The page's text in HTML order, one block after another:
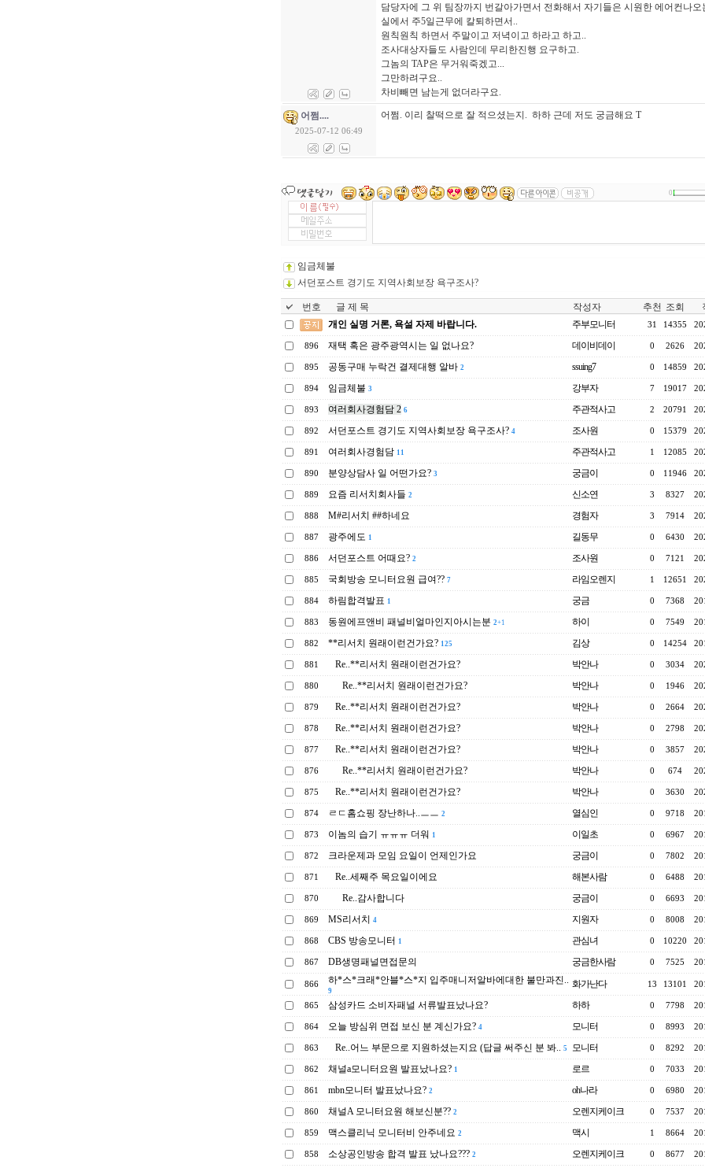
담당자에 그 위 팀장까지 번갈아가면서 전화해서 자기들은 시원한 에어컨나오
실에서 주5일근무에 칼퇴하면서..
원칙원칙 하면서 주말이고 저녁이고 하라고 하고..
조사대상자들도 사람인데 무리한진행 요구하고.
그놈의 TAP은 무거워죽겠고...
그만하려구요..
차비빼면 남는게 없더라구요.
어쩜....
2025-07-12 06:49
어쩜. 이리 찰떡으로 잘 적으셨는지. 하하 근데 저도 궁금해요 T
0
임금체불
서던포스트 경기도 지역사회보장 욕구조사?
번호 글 제 목 작성자 추천 조회
개인 실명 거론, 욕설 자제 바랍니다.
주부모니터 31 14355
896 재택 혹은 광주광역시는 일 없나요? 데이비데이 0 2626
895 공동구매 누락건 결제대행 알바 2 ssuing7 0 14859
894 임금체불 3 강부자 7 19017
893 여러회사경험담 2 6 주관적사고 2 20791
892 서던포스트 경기도 지역사회보장 욕구조사? 4 조사원 0 15379
891 여러회사경험담 11 주관적사고 1 12085
890 분양상담사 일 어떤가요? 3 궁금이 0 11946
889 요즘 리서치회사들 2 신소연 3 8327
888 M#리서치 ##하네요 경험자 3 7914
887 광주에도 1 길동무 0 6430
886 서던포스트 어때요? 2 조사원 0 7121
885 국회방송 모니터요원 급여?? 7 라임오렌지 1 12651
884 하림합격발표 1 궁금 0 7368
883 동원에프앤비 패널비얼마인지아시는분 2+1 하이 0 7549
882 **리서치 원래이런건가요? 125 김상 0 14254
881 Re..**리서치 원래이런건가요? 박안나 0 3034
880 Re..**리서치 원래이런건가요? 박안나 0 1946
879 Re..**리서치 원래이런건가요? 박안나 0 2664
878 Re..**리서치 원래이런건가요? 박안나 0 2798
877 Re..**리서치 원래이런건가요? 박안나 0 3857
876 Re..**리서치 원래이런건가요? 박안나 0 674
875 Re..**리서치 원래이런건가요? 박안나 0 3630
874 ㄹㄷ홈쇼핑 장난하나..ㅡㅡ 2 열심인 0 9718
873 이놈의 습기 ㅠㅠㅠ 더워 1 이일초 0 6967
872 크라운제과 모임 요일이 언제인가요 궁금이 0 7802
871 Re..세째주 목요일이에요 해본사람 0 6488
870 Re..감사합니다 궁금이 0 6693
869 MS리서치 4 지원자 0 8008
868 CBS 방송모니터 1 관심녀 0 10220
867 DB생명패널면접문의 궁금한사람 0 7525
866 하*스*크래*안블*스*지 입주매니저알바에대한 불만과진..
9
화가난다 13 13101
865 삼성카드 소비자패널 서류발표났나요? 하하 0 7798
864 오늘 방심위 면접 보신 분 계신가요? 4 모니터 0 8993
863 Re..어느 부문으로 지원하셨는지요 (답글 써주신 분 봐.. 5 모니터 0 8292
862 채널a모니터요원 발표났나요? 1 로르 0 7033
861 mbn모니터 발표났나요? 2 oh나라 0 6980
860 채널A 모니터요원 해보신분?? 2 오렌지케이크 0 7537
859 맥스클리닉 모니터비 안주네요 2 맥시 1 8664
858 소상공인방송 합격 발표 났나요??? 2 오렌지케이크 0 8677